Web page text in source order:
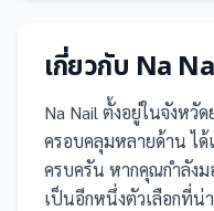
เกี่ยวกับ Na
Na Nail ตั้งอยู่ในจังหวัด
ครอบคลุมหลายด้าน ได้
ครบครัน หากคุณกำลังม
เป็นอีกหนึ่งตัวเลือกที่น่